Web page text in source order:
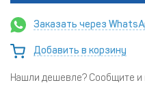
Заказать через
Добавить в корзину
Нашли дешевле? Сообщите и